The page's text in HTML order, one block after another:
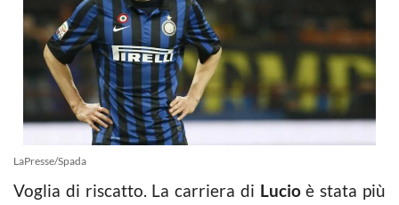
LaPresse/Spada
Voglia di riscatto. La carriera di Lucioè stata più